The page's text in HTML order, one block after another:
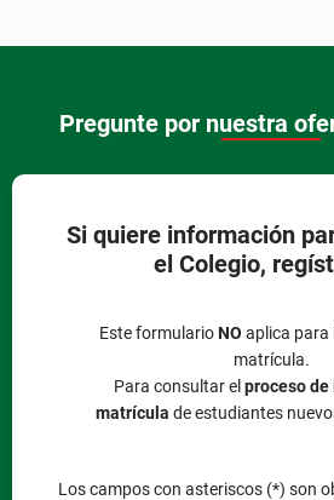
Pregunte por nuestra
Si quiere información
el Colegio,
Este formularioNO aplica
matrícula.
Para consultar el proceso
matrícula de estudiantes
Los campos con asteriscos (*) son